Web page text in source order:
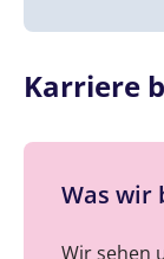
Karriere
Was wir
Wir sehen